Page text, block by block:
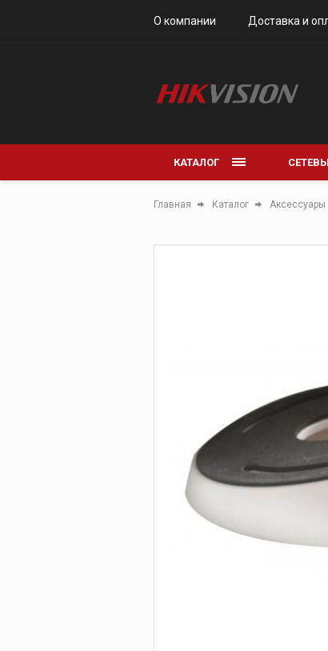
О компании Доставка и
КАТАЛОГ
Главная Каталог Аксессуары